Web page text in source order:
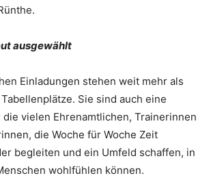
ausgewählt
Einladungen stehen weit mehr als
Sie sind auch eine
vielen Ehrenamtlichen, Trainerinnen
die Woche für Woche Zeit
begleiten und ein Umfeld schaffen, in
wohlfühlen können.